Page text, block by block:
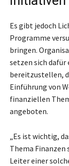
Es gibt jedoch
Programme
bringen.
setzen sich dafür
bereitzustellen,
Einführung von
finanziellen
angeboten.
„Es ist wichtig,
Thema Finanzen
Leiter einer